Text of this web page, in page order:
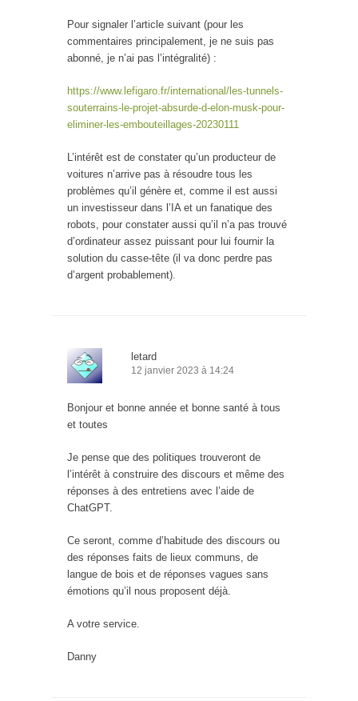
Pour signaler l’article suivant (pour les
commentaires principalement, je ne suis pas
abonné, je n’ai pas l’intégralité) :
https://www.lefigaro.fr/international/les-tunnels-
souterrains-le-projet-absurde-d-elon-musk-pour-
eliminer-les-embouteillages-20230111
L’intérêt est de constater qu’un producteur de
voitures n’arrive pas à résoudre tous les
problèmes qu’il génère et, comme il est aussi
un investisseur dans l’IA et un fanatique des
robots, pour constater aussi qu’il n’a pas trouvé
d’ordinateur assez puissant pour lui fournir la
solution du casse-tête (il va donc perdre pas
d’argent probablement).
letard
12 janvier 2023 à 14:24
Bonjour et bonne année et bonne santé à tous
et toutes
Je pense que des politiques trouveront de
l’intérêt à construire des discours et même des
réponses à des entretiens avec l’aide de
ChatGPT.
Ce seront, comme d’habitude des discours ou
des réponses faits de lieux communs, de
langue de bois et de réponses vagues sans
émotions qu’il nous proposent déjà.
A votre service.
Danny